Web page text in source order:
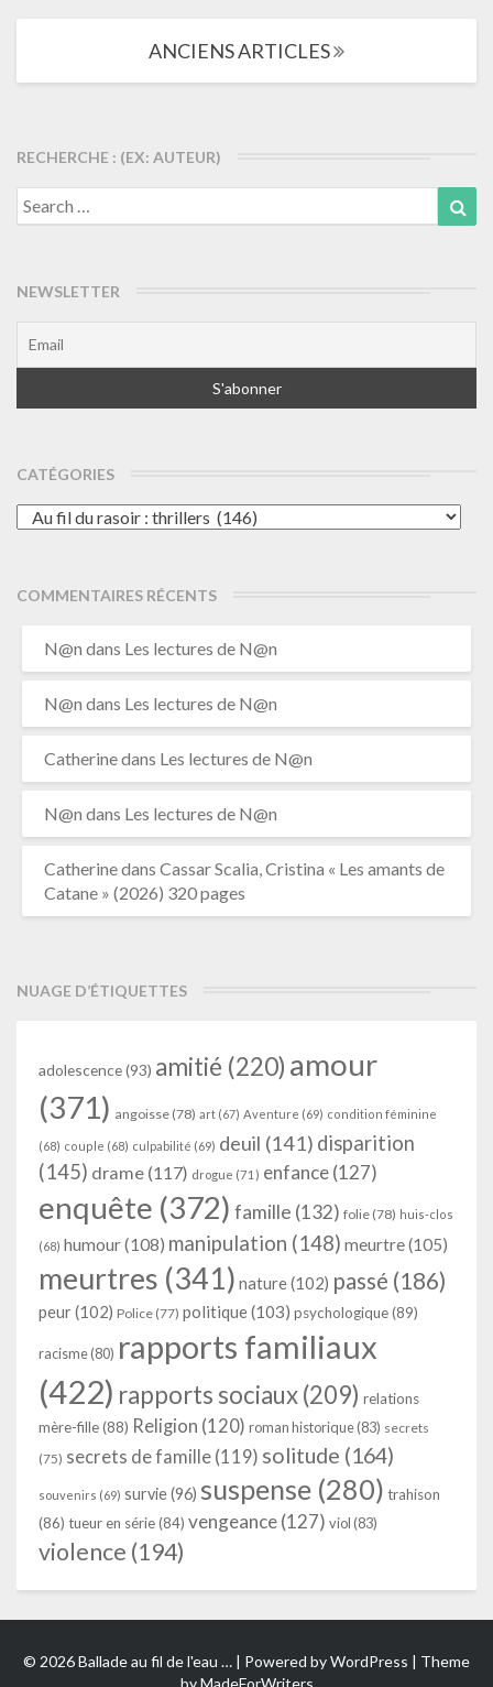
les
ANCIENS ARTICLES
RECHERCHE : (EX: AUTEUR)
Search
for:
NEWSLETTER
CATÉGORIES
Catégories
COMMENTAIRES RÉCENTS
N@n dans Les lectures de N@n
N@n dans Les lectures de N@n
Catherinedans Les lectures de N@n
N@n dans Les lectures de N@n
Catherinedans Cassar Scalia, Cristina « Les amants de
Catane » (2026) 320 pages
NUAGE D’ÉTIQUETTES
adolescence(93) amitié (220) amour
(371) angoisse (78) art (67) Aventure (69) condition féminine
(68) couple (68) culpabilité (69) deuil (141) disparition
(145) drame (117) drogue (71) enfance(127)
enquête (372) famille (132) folie (78) huis-clos
(68) humour(108) manipulation (148) meurtre(105)
meurtres (341) nature(102) passé (186)
peur(102) Police (77) politique(103) psychologique(89)
racisme (80) rapports familiaux
(422) rapports sociaux(209) relations
mère-fille(88) Religion (120) roman historique(83) secrets
(75) secrets de famille (119) solitude (164)
souvenirs (69) survie(96) suspense (280) trahison
(86) tueur en série(84) vengeance(127) viol (83)
violence (194)
© 2026 Ballade au fil de l'eau … | Powered byWordPress | Theme
byMadeForWriters